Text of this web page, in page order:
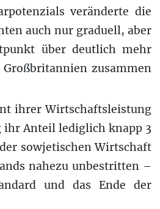
veränderte die
auch nur graduell, aber
über deutlich mehr
zusammen
ihrer Wirtschaftsleistung
ihr Anteil lediglich knapp 3
sowjetischen Wirtschaft
nahezu unbestritten –
und das Ende der